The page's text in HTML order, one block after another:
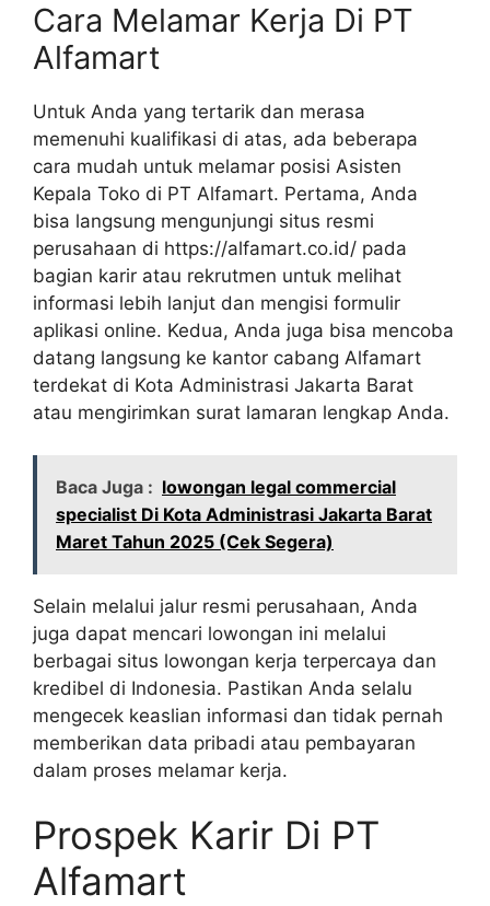
Cara Melamar Kerja Di PT
Alfamart
Untuk Anda yang tertarik dan merasa
memenuhi kualifikasi di atas, ada beberapa
cara mudah untuk melamar posisi Asisten
Kepala Toko di PT Alfamart. Pertama, Anda
bisa langsung mengunjungi situs resmi
perusahaan di https://alfamart.co.id/ pada
bagian karir atau rekrutmen untuk melihat
informasi lebih lanjut dan mengisi formulir
aplikasi online. Kedua, Anda juga bisa mencoba
datang langsung ke kantor cabang Alfamart
terdekat di Kota Administrasi Jakarta Barat
atau mengirimkan surat lamaran lengkap Anda.
Baca Juga : lowongan legal commercial
specialist Di Kota Administrasi Jakarta Barat
Maret Tahun 2025 (Cek Segera)
Selain melalui jalur resmi perusahaan, Anda
juga dapat mencari lowongan ini melalui
berbagai situs lowongan kerja terpercaya dan
kredibel di Indonesia. Pastikan Anda selalu
mengecek keaslian informasi dan tidak pernah
memberikan data pribadi atau pembayaran
dalam proses melamar kerja.
Prospek Karir Di PT
Alfamart